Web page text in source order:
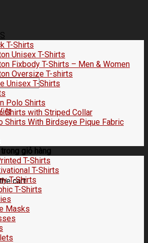
giỏ hàng
cart.
T-Shirts
Unisex T-Shirts
Fixbody T-Shirts – Men & Women
Oversize T-shirts
Unisex T-Shirts
Polo Shirts
Shirts with Striped Collar
Shirts With Birdseye Pique Fabric
T-Shirts
T-Shirts
T-Shirts
T-Shirts
Masks